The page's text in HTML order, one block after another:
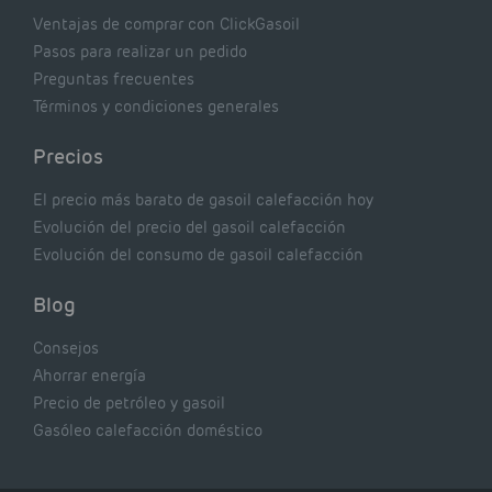
Ventajas de comprar con ClickGasoil
Pasos para realizar un pedido
Preguntas frecuentes
Términos y condiciones generales
Precios
El precio más barato de gasoil calefacción hoy
Evolución del precio del gasoil calefacción
Evolución del consumo de gasoil calefacción
Blog
Consejos
Ahorrar energía
Precio de petróleo y gasoil
Gasóleo calefacción doméstico